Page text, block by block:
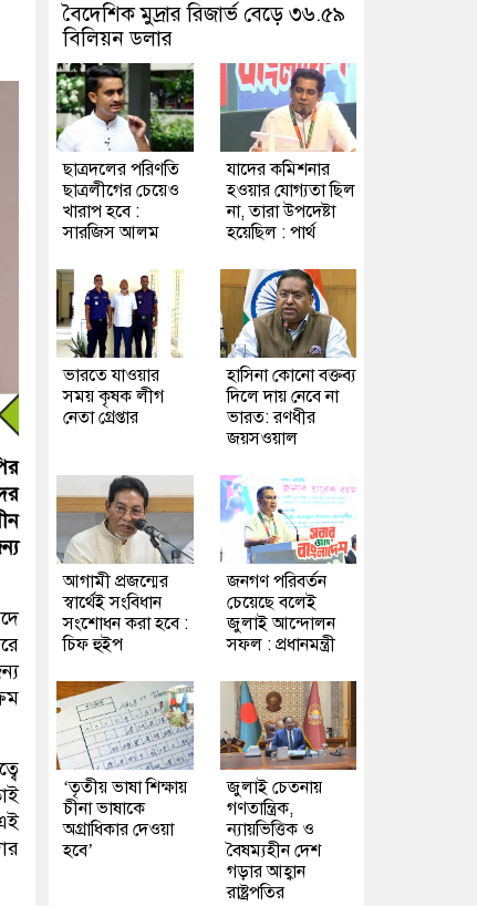
বৈদেশিক মুদ্রার রিজার্ভ বেড়ে ৩৬.৫৯
বিলিয়ন ডলার
ছাত্রদলের পরিণতি
ছাত্রলীগের চেয়েও
খারাপ হবে :
সারজিস আলম
যাদের কমিশনার
হওয়ার যোগ্যতা ছিল
না, তারা উপদেষ্টা
হয়েছিল : পার্থ
ভারতে যাওয়ার
সময় কৃষক লীগ
নেতা গ্রেপ্তার
হাসিনা কোনো বক্তব্য
দিলে দায় নেবে না
ভারত: রণধীর
জয়সওয়াল
আগামী প্রজন্মের
স্বার্থেই সংবিধান
সংশোধন করা হবে :
চিফ হুইপ
জনগণ পরিবর্তন
চেয়েছে বলেই
জুলাই আন্দোলন
সফল : প্রধানমন্ত্রী
‘তৃতীয় ভাষা শিক্ষায়
চীনা ভাষাকে
অগ্রাধিকার দেওয়া
হবে’
জুলাই চেতনায়
গণতান্ত্রিক,
ন্যায়ভিত্তিক ও
বৈষম্যহীন দেশ
গড়ার আহ্বান
রাষ্ট্রপতির